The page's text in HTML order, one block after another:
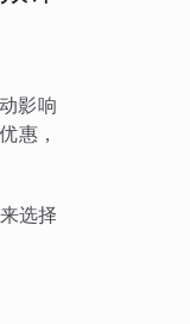
影响
惠，
选择